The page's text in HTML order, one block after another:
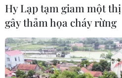
Hy Lạp tạm giam một
gây thảm họa cháy rừng